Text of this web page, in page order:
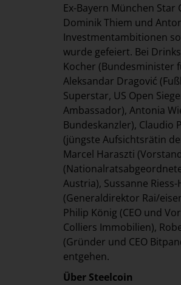
Ex-Bayern München
Dominik Thiem und
Investmentambitionen
wurde gefeiert. Bei
Kocher (Bundesminister
Aleksandar Dragović
Superstar, US Open
Ambassador), Antonia
Bundeskanzler), Claudio
(jüngste Aufsichtsrätin
Marcel Haraszti
Austria), Sussanne
(Generaldirektor Rai/
Philip König (CEO und
Colliers Immobilien),
(Gründer und CEO
entgehen.
Über Steelcoin